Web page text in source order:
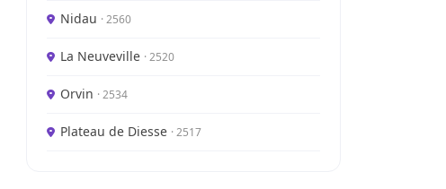
Nidau · 2560
La Neuveville · 2520
Orvin · 2534
Plateau de Diesse · 2517